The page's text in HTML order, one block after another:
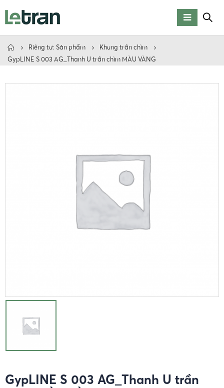
Riêng tư: Sản phẩm
Khung trần chìm
GypLINE S 003 AG_Thanh U trần chìm MÀU VÀNG
GypLINE S 003 AG_Thanh U trần